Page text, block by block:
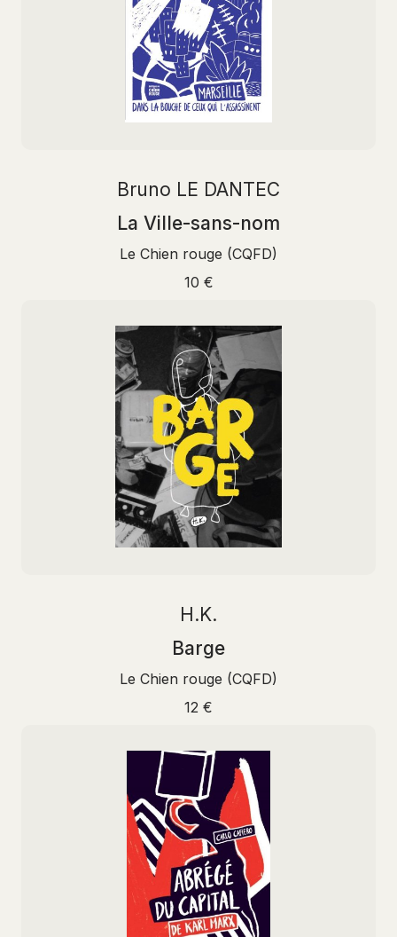
Bruno LE DANTEC
La Ville-sans-nom
Le Chien rouge (CQFD)
10 €
H.K.
Barge
Le Chien rouge (CQFD)
12 €